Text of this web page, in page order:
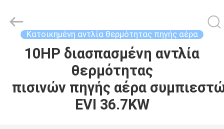
ΣΠΊΤΙ
ΠΡΟΪΌΝΤΑ
Κατοικημένη αντλία θερμότητας πηγής αέρα
10HP διασπασμένη αντλία
θερμότητας
πισινών πηγής αέρα
EVI 36.7KW